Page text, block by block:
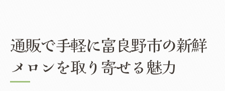
通販で手軽に富良野市の新鮮
メロンを取り寄せる魅力